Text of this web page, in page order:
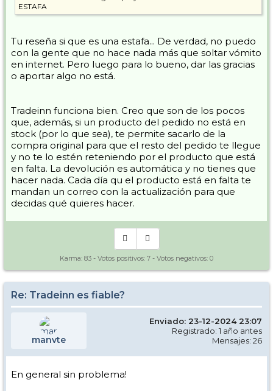
ESTAFA
Tu reseña si que es una estafa... De verdad, no puedo
con la gente que no hace nada más que soltar vómito
en internet. Pero luego para lo bueno, dar las gracias
o aportar algo no está.
Tradeinn funciona bien. Creo que son de los pocos
que, además, si un producto del pedido no está en
stock (por lo que sea), te permite sacarlo de la
compra original para que el resto del pedido te llegue
y no te lo estén reteniendo por el producto que está
en falta. La devolución es automática y no tienes que
hacer nada. Cada día qu el producto está en falta te
mandan un correo con la actualización para que
decidas qué quieres hacer.
Karma: 83 - Votos positivos: 7 - Votos negativos: 0
Re: Tradeinn es fiable?
manvte
Enviado: 23-12-2024 23:07
Registrado: 1 año antes
Mensajes: 26
En general sin problema!